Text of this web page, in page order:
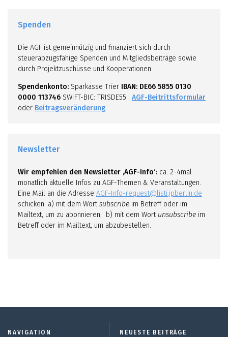
Spenden
Die AGF ist gemeinnützig und finanziert sich durch
steuerabzugsfähige Spenden und Mitgliedsbeiträge sowie
durch Projektzuschüsse und Kooperationen.
Spendenkonto: Sparkasse Trier IBAN: DE66 5855 0130
0000 113746 SWIFT-BIC: TRISDE55. AGF-Beitrittsformular
oder Beitragsveränderung
Newsletter
Wir empfehlen den Newsletter ‚AGF-Info‘: ca. 2-4mal
monatlich aktuelle Infos zu AGF-Themen & Veranstaltungen.
Eine Mail an die Adresse AGF-Info-request@listi.jpberlin.de
schicken: a) mit dem Wortsubscribe im Betreff oder im
Mailtext, um zu abonnieren; b) mit dem Wort unsubscribe im
Betreff oder im Mailtext, um abzubestellen.
NAVIGATION NEUESTE BEITRÄGE